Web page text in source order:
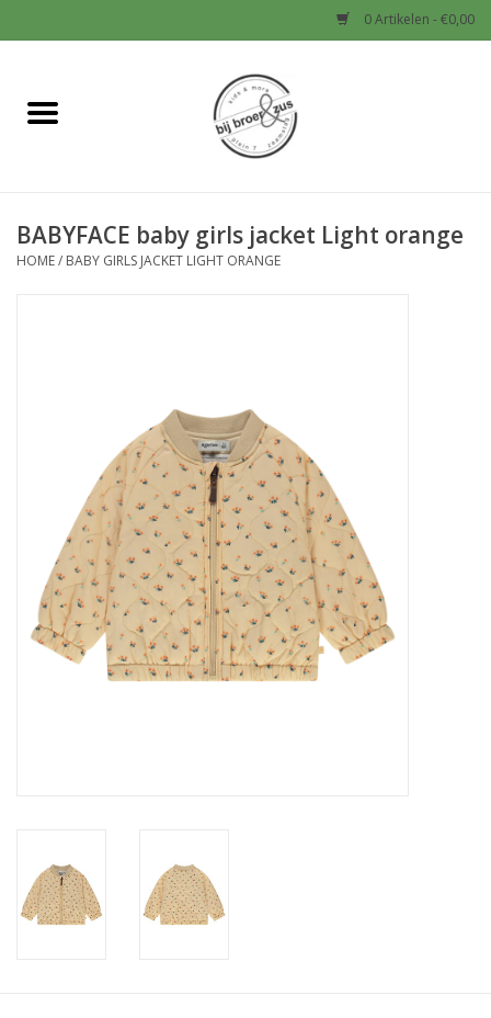
0 Artikelen - €0,00
Home
Baby
Schoenen en Tassen
Speelgoed
Cadeaubonnen
Merken
BABYFACE baby girls jacket Light orange
HOME/ BABY GIRLS JACKET LIGHT ORANGE